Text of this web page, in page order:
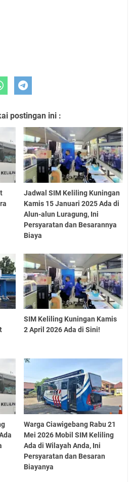
postingan ini :
Jadwal SIM Keliling Kuningan
Kamis 15 Januari 2025 Ada di
Alun-alun Luragung, Ini
Persyaratan dan Besarannya
Biaya
SIM Keliling Kuningan Kamis
2 April 2026 Ada di Sini!
Warga Ciawigebang Rabu 21
Mei 2026 Mobil SIM Keliling
Ada di Wilayah Anda, Ini
Persyaratan dan Besaran
Biayanya